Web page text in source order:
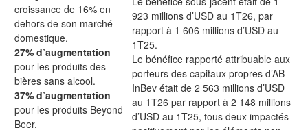
croissance de 16% en
dehors de son marché
domestique.
27% d’augmentation
pour les produits des
bières sans alcool.
37% d’augmentation
pour les produits Beyond
Beer.
923 millions d’USD au 1T26, par
rapport à 1 606 millions d’USD au
1T25.
Le bénéfice rapporté attribuable aux
porteurs des capitaux propres d’AB
InBev était de 2 563 millions d’USD
au 1T26 par rapport à 2 148 millions
d’USD au 1T25, tous deux impactés